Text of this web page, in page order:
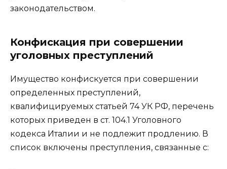
законодательством.
Конфискация при совершении
уголовных преступлений
Имущество конфискуется при совершении
определенных преступлений,
квалифицируемых статьей 74 УК РФ, перечень
которых приведен в ст. 104.1 Уголовного
кодекса Италии и не подлежит продлению. В
список включены преступления, связанные с: